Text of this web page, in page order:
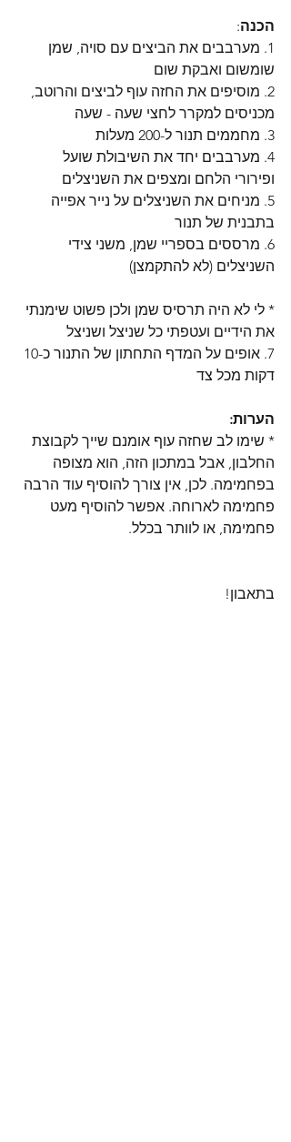
הכנה:
1. מערבבים את הביצים עם סויה, שמן
שומשום ואבקת שום
2. מוסיפים את החזה עוף לביצים והרוטב,
מכניסים למקרר לחצי שעה - שעה
3. מחממים תנור ל-200 מעלות
4. מערבבים יחד את השיבולת שועל
ופירורי הלחם ומצפים את השניצלים
5. מניחים את השניצלים על נייר אפייה
בתבנית של תנור
6. מרססים בספריי שמן, משני צידי
השניצלים (לא להתקמצן)
* לי לא היה תרסיס שמן ולכן פשוט שימנתי
את הידיים ועטפתי כל שניצל ושניצל
דקות מכל צד
הערות:
* שימו לב שחזה עוף אומנם שייך לקבוצת
החלבון, אבל במתכון הזה, הוא מצופה
בפחמימה. לכן, אין צורך להוסיף עוד הרבה
פחמימה לארוחה. אפשר להוסיף מעט
פחמימה, או לוותר בכלל.
בתאבון!